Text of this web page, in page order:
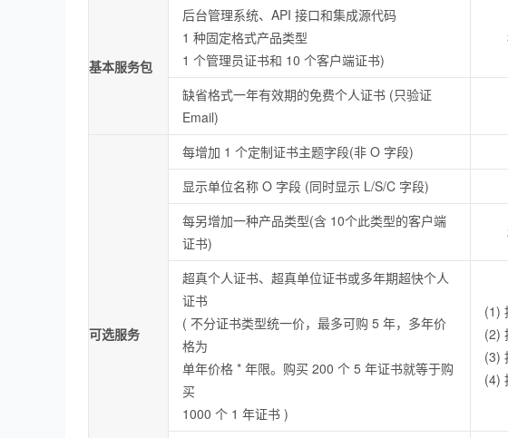
基本服务包
后台管理系统、API 接口和集成源代码
1 种固定格式产品类型
1 个管理员证书和 10 个客户端证书)
缺省格式一年有效期的免费个人证书 (只验证
Email)
可选服务
每增加 1 个定制证书主题字段(非 O 字段)
显示单位名称 O 字段 (同时显示 L/S/C 字段)
每另增加一种产品类型(含 10个此类型的客户端
证书)
超真个人证书、超真单位证书或多年期超快个人
证书
( 不分证书类型统一价，最多可购 5 年，多年价
格为
单年价格 * 年限。购买 200 个 5 年证书就等于购
买
1000 个 1 年证书 )
(1)
(2)
(3)
(4)